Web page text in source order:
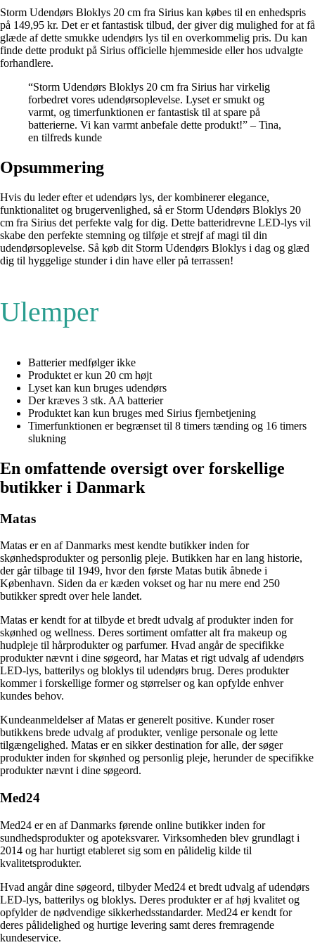
Storm Udendørs Bloklys 20 cm fra Sirius kan købes til en enhedspris
på 149,95 kr. Det er et fantastisk tilbud, der giver dig mulighed for at få
glæde af dette smukke udendørs lys til en overkommelig pris. Du kan
finde dette produkt på Sirius officielle hjemmeside eller hos udvalgte
forhandlere.
“Storm Udendørs Bloklys 20 cm fra Sirius har virkelig
forbedret vores udendørsoplevelse. Lyset er smukt og
varmt, og timerfunktionen er fantastisk til at spare på
batterierne. Vi kan varmt anbefale dette produkt!” – Tina,
en tilfreds kunde
Opsummering
Hvis du leder efter et udendørs lys, der kombinerer elegance,
funktionalitet og brugervenlighed, så er Storm Udendørs Bloklys 20
cm fra Sirius det perfekte valg for dig. Dette batteridrevne LED-lys vil
skabe den perfekte stemning og tilføje et strejf af magi til din
udendørsoplevelse. Så køb dit Storm Udendørs Bloklys i dag og glæd
dig til hyggelige stunder i din have eller på terrassen!
Ulemper
Batterier medfølger ikke
Produktet er kun 20 cm højt
Lyset kan kun bruges udendørs
Der kræves 3 stk. AA batterier
Produktet kan kun bruges med Sirius fjernbetjening
Timerfunktionen er begrænset til 8 timers tænding og 16 timers
slukning
En omfattende oversigt over forskellige
butikker i Danmark
Matas
Matas er en af Danmarks mest kendte butikker inden for
skønhedsprodukter og personlig pleje. Butikken har en lang historie,
der går tilbage til 1949, hvor den første Matas butik åbnede i
København. Siden da er kæden vokset og har nu mere end 250
butikker spredt over hele landet.
Matas er kendt for at tilbyde et bredt udvalg af produkter inden for
skønhed og wellness. Deres sortiment omfatter alt fra makeup og
hudpleje til hårprodukter og parfumer. Hvad angår de specifikke
produkter nævnt i dine søgeord, har Matas et rigt udvalg af udendørs
LED-lys, batterilys og bloklys til udendørs brug. Deres produkter
kommer i forskellige former og størrelser og kan opfylde enhver
kundes behov.
Kundeanmeldelser af Matas er generelt positive. Kunder roser
butikkens brede udvalg af produkter, venlige personale og lette
tilgængelighed. Matas er en sikker destination for alle, der søger
produkter inden for skønhed og personlig pleje, herunder de specifikke
produkter nævnt i dine søgeord.
Med24
Med24 er en af Danmarks førende online butikker inden for
sundhedsprodukter og apoteksvarer. Virksomheden blev grundlagt i
2014 og har hurtigt etableret sig som en pålidelig kilde til
kvalitetsprodukter.
Hvad angår dine søgeord, tilbyder Med24 et bredt udvalg af udendørs
LED-lys, batterilys og bloklys. Deres produkter er af høj kvalitet og
opfylder de nødvendige sikkerhedsstandarder. Med24 er kendt for
deres pålidelighed og hurtige levering samt deres fremragende
kundeservice.